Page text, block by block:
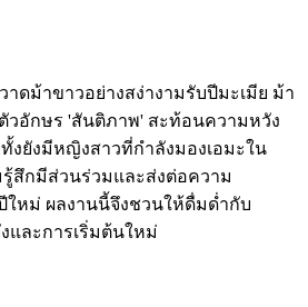
ดม้าขาวอย่างสง่างามรับปีมะเมีย ม้า
วอักษร 'สันติภาพ' สะท้อนความหวัง
งยังมีหญิงสาวที่กำลังมองเอมะใน
สึกมีส่วนร่วมและส่งต่อความ
ใหม่ ผลงานนี้จึงชวนให้ดื่มด่ำกับ
และการเริ่มต้นใหม่